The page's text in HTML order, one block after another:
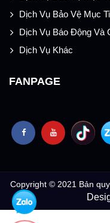
Dịch Vụ Bảo Vệ Mục
Dịch Vụ Báo Động Và
Dịch Vụ Khác
FANPAGE
Copyright © 2021 Bản